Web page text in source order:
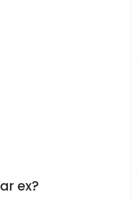
ex?